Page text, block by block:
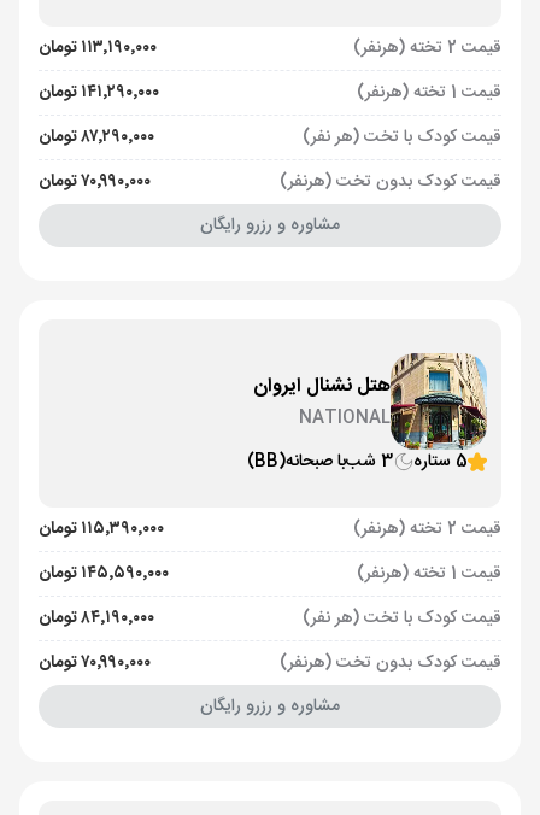
قیمت 2 تخته (هرنفر)
۱۱۳٬۱۹۰٬۰۰۰ تومان
قیمت 1 تخته (هرنفر)
۱۴۱٬۲۹۰٬۰۰۰ تومان
قیمت کودک با تخت (هر نفر)
۸۷٬۲۹۰٬۰۰۰ تومان
قیمت کودک بدون تخت (هرنفر)
۷۰٬۹۹۰٬۰۰۰ تومان
مشاوره و رزرو رایگان
هتل نشنال ایروان
NATIONAL
5 ستاره
3 شب با صبحانه(BB)
قیمت 2 تخته (هرنفر)
۱۱۵٬۳۹۰٬۰۰۰ تومان
قیمت 1 تخته (هرنفر)
۱۴۵٬۵۹۰٬۰۰۰ تومان
قیمت کودک با تخت (هر نفر)
۸۴٬۱۹۰٬۰۰۰ تومان
قیمت کودک بدون تخت (هرنفر)
۷۰٬۹۹۰٬۰۰۰ تومان
مشاوره و رزرو رایگان